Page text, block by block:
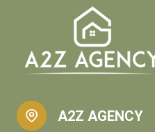
A2Z AGENCY